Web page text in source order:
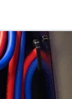
газа обеспечивают